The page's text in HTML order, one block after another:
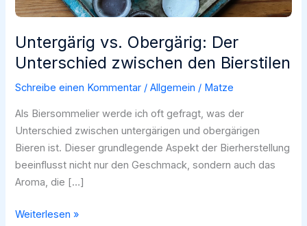
Untergärig vs. Obergärig: Der
Unterschied zwischen den Bierstilen
Schreibe einen Kommentar /Allgemein / Matze
Als Biersommelier werde ich oft gefragt, was der
Unterschied zwischen untergärigen und obergärigen
Bieren ist. Dieser grundlegende Aspekt der Bierherstellung
beeinflusst nicht nur den Geschmack, sondern auch das
Aroma, die […]
Untergärig
Weiterlesen »